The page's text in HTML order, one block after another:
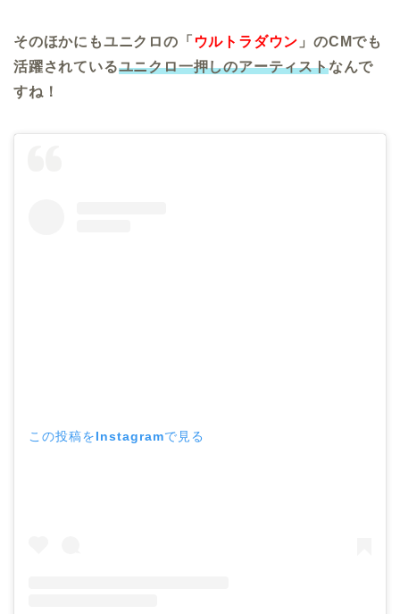
そのほかにもユニクロの「 ウルトラダウン 」のCMでも
活躍されているユニクロ一押しのアーティストなんで
すね！
この投稿をInstagramで見る